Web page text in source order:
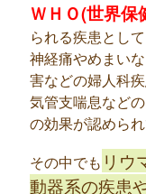
ＷＨＯ(世界保
られる疾患として
神経痛やめまい
害などの婦人科疾
気管支喘息など
の効果が認められ
その中でも リウ
動器系の疾患や